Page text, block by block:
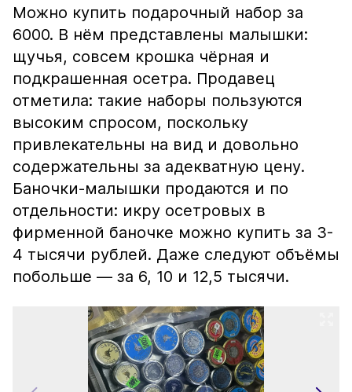
Можно купить подарочный набор за
6000. В нём представлены малышки:
щучья, совсем крошка чёрная и
подкрашенная осетра. Продавец
отметила: такие наборы пользуются
высоким спросом, поскольку
привлекательны на вид и довольно
содержательны за адекватную цену.
Баночки-малышки продаются и по
отдельности: икру осетровых в
фирменной баночке можно купить за 3-
4 тысячи рублей. Даже следуют объёмы
побольше — за 6, 10 и 12,5 тысячи.